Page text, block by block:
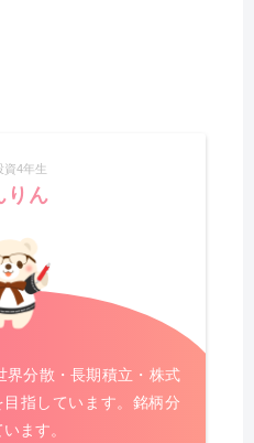
資4年生
りん
界分散・長期積立・株式
指しています。銘柄分
ます。